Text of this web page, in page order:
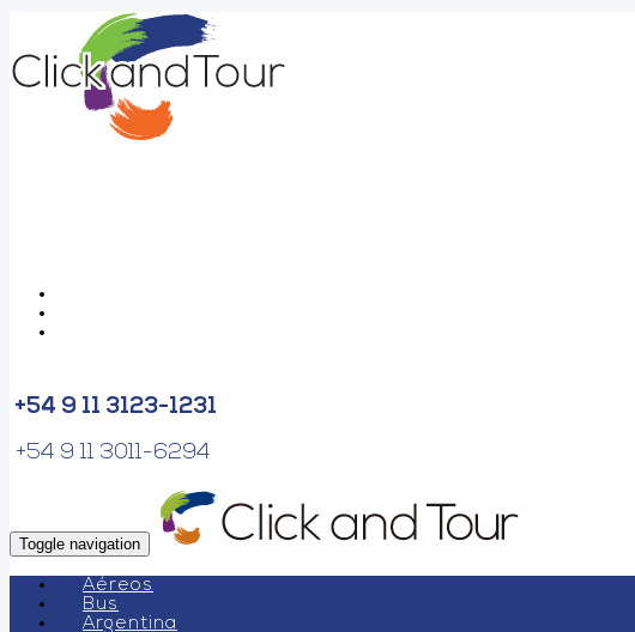
+54 9 11 3123-1231
+54 9 11 3011-6294
Toggle navigation
Aéreos
Bus
Argentina